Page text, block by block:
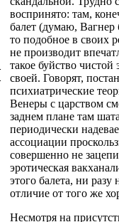
воспринято: там,
балет (думаю, Вагнер
то подобное в своих
не производит
такое буйство
своей. Говорят,
психиатрические
Венеры с царством
заднем плане там
периодически
ассоциации
совершенно не
эротическая
этого балета, ни
отличие от того же
Несмотря на